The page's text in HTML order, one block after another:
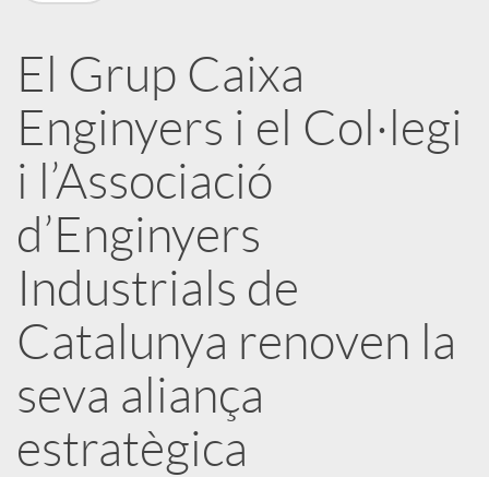
r
x
e
s
S
o
El Grup Caixa
Enginyers i el Col·legi
i l’Associació
d’Enginyers
Industrials de
Catalunya renoven la
seva aliança
estratègica